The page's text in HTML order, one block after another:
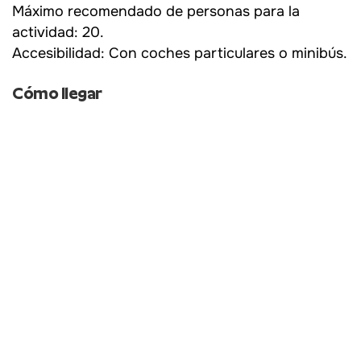
Máximo recomendado de personas para la
actividad: 20.
Accesibilidad: Con coches particulares o minibús.
Cómo llegar